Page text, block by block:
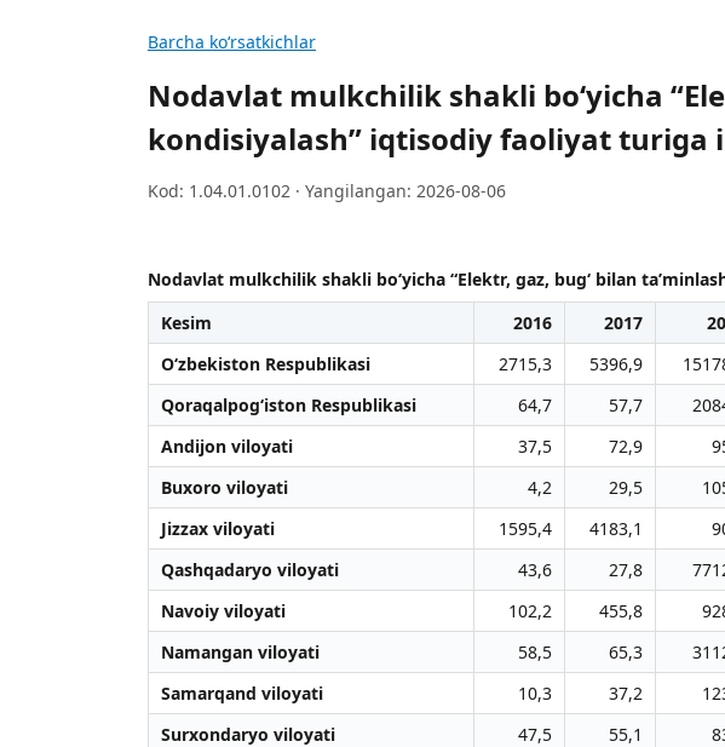
Barcha koʻrsatkichlar
Nodavlat mulkchilik shakli bo‘yicha
kondisiyalash” iqtisodiy faoliyat turiga
Kod: 1.04.01.0102 · Yangilangan: 2026-08-06
Nodavlat mulkchilik shakli bo‘yicha “Elektr, gaz, bug‘ bilan
Kesim
2016 2017
O‘zbekiston Respublikasi
2715,3 5396,9
Qoraqalpog‘iston Respublikasi
64,7 57,7
Andijon viloyati
37,5 72,9
Buxoro viloyati
4,2 29,5
Jizzax viloyati
1595,4 4183,1
Qashqadaryo viloyati
43,6 27,8
Navoiy viloyati
102,2 455,8
Namangan viloyati
58,5 65,3
Samarqand viloyati
10,3 37,2
Surxondaryo viloyati
47,5 55,1